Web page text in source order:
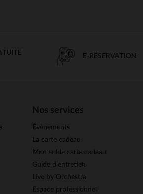
E-RÉSERVATION
Nos services
Évènements
La carte cadeau
Mon solde carte cadeau
Guide d'entretien
Live by Orchestra
Espace professionnel